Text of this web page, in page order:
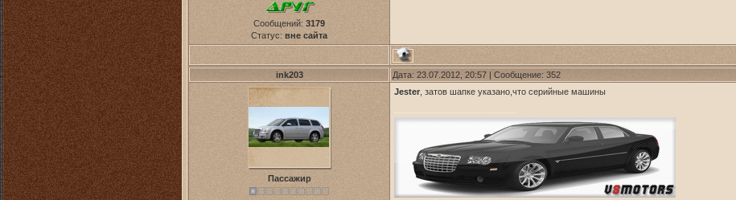
Сообщений: 3179
Статус: вне сайта
ink203 Дата: 23.07.2012, 20:57 | Сообщение: 352
Пассажир
Jester , затов шапке указано,что серийные машины